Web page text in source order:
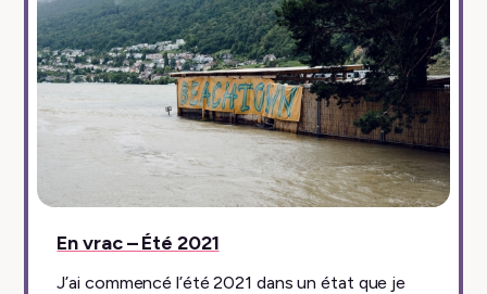
En vrac – Été 2021
J’ai commencé l’été 2021 dans un état que je